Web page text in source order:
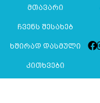
მთავარი
ჩვენს შესახებ
ხშირად დასმული
კითხვები